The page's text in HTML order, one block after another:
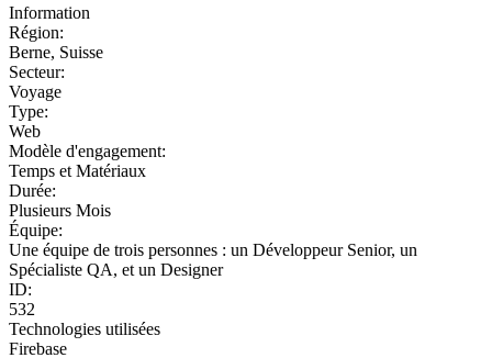
Information
Région:
Berne, Suisse
Secteur:
Voyage
Type:
Web
Modèle d'engagement:
Temps et Matériaux
Durée:
Plusieurs Mois
Équipe:
Une équipe de trois personnes : un Développeur Senior, un
Spécialiste QA, et un Designer
ID:
532
Technologies utilisées
Firebase